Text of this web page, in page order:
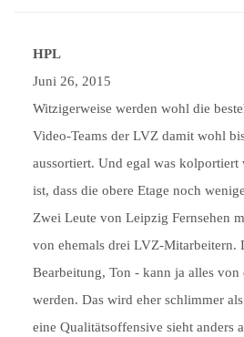
HPL
Juni 26, 2015
Witzigerweise werden wohl die
Video-Teams der LVZ damit wohl
aussortiert. Und egal was
ist, dass die obere Etage noch
Zwei Leute von Leipzig Fernsehen
von ehemals drei LVZ-Mitarbeitern.
Bearbeitung, Ton - kann ja alles von
werden. Das wird eher schlimmer
eine Qualitätsoffensive sieht anders